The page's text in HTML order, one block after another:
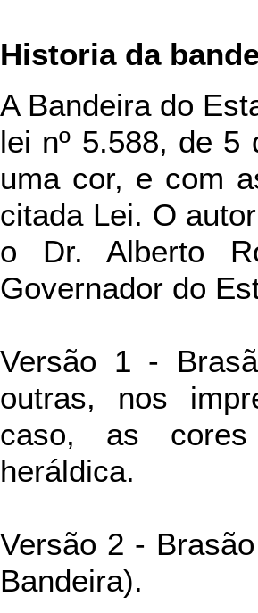
Historia da
A Bandeira do
lei nº 5.588, de 5
uma cor, e com
citada Lei. O
o Dr. Alberto
Governador do
Versão 1 -
outras, nos
caso, as cores
heráldica.
Versão 2 -
Bandeira).